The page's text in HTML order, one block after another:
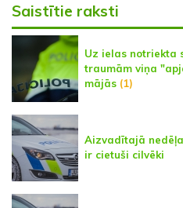
Saistītie raksti
Uz ielas notriekta
traumām viņa
mājās (1)
Aizvadītajā
ir cietuši cilvēki